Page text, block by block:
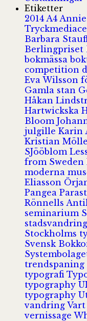
Etiketter
2014 A4
Barbara
Berlingpriset
bokmässa
competition
Eva Wilsson
Gamla stan
Håkan
Hartwickska
Bloom
julgille Karin
Kristian
SJööblom
from Sweden
moderna
Eliasson
Pangea
Rönnells
seminarium
stadsvandring
Stockholms
Svensk
trendspaning
typografi
typography
typography
vandring Vart
vernissage